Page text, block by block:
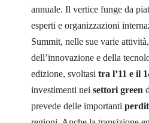
annuale. Il vertice funge da
esperti e organizzazioni
Summit, nelle sue varie
dell’innovazione e della
edizione, svoltasi tra l’11 e il
investimenti nei settori green
prevede delle importanti